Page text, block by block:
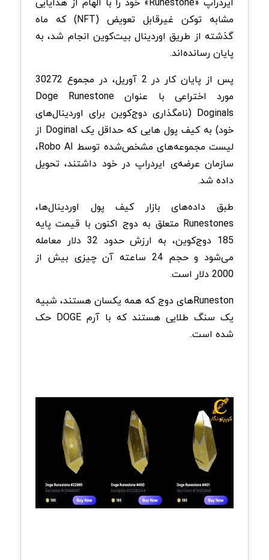
مشابه توکن غیرقابل تعویض (NFT) که ماه
گذشته از طریق اوردینال بیت‌کوین انجام شد، به
پایان رسانده‌اند.
پس از پایان کار در 2 آوریل، در مجموع 30272
مورد اختراعی با عنوان Doge Runestone
Doginals (نامگذاری دوج‌کوین برای اوردینال‌های
خود) به کیف پول هایی که حداقل یک Doginal از
لیست مجموعه‌های مشخص‌شده توسط Robo AI،
سازمان عرضه‌ی ایردراپ در خود داشتند، تحویل
داده شد.
طبق داده‌های بازار کیف پول اوردینال‌ها،
Runestones متعلق به دوج اکنون با قیمت پایه
185 دوج‌کوین، به ارزش حدود 32 دلار معامله
می‌شود و حجم 24 ساعته آن چیزی بیش از
2000 دلار است.
Runeston‌های دوج که همه یکسان هستند، شبیه
یک سنگ طلایی هستند که با آرم DOGE حک
شده است.